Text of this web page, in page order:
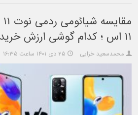
۱۱ اس ؛ کدام گوشی ارزش خرید بیشتری دارد؟
محمدسعید خزایی ۲۵ دی ۱۴۰۱ ساعت ۱۶:۳۵